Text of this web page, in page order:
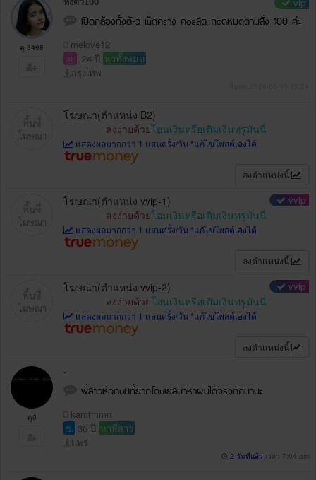
ดู 3468
Iปิดกล้องทั้งตั-ว เu็ดคsาง คoaสด ถoดหมดตามสั่ง 100 ค่ะ
melove12
ญ.
24 ปี หาทั้งหมด
กรุงเทพ
โฆษณา(ตำแหน่ง B2)
ลงง่ายด้วยโอนเงินหรือเติมเงินทรูมันนี่
แสดงผลมากกว่า 1 แสนครั้ง/วัน *แก้ไขโพสต์เองได้
ลงตำแหน่งนี้
โฆษณา(ตำแหน่ง vvip-1) vvip
ลงง่ายด้วยโอนเงินหรือเติมเงินทรูมันนี่
แสดงผลมากกว่า 1 แสนครั้ง/วัน *แก้ไขโพสต์เองได้
ลงตำแหน่งนี้
โฆษณา(ตำแหน่ง vvip-2) vvip
ลงง่ายด้วยโอนเงินหรือเติมเงินทรูมันนี่
แสดงผลมากกว่า 1 แสนครั้ง/วัน *แก้ไขโพสต์เองได้
ลงตำแหน่งนี้
ดู0
-
พี่สาวหือทoมที่ยากโดuเยสมาหาผมได้จริงทักมานะ
kamtmmn
ช. 36 ปี หาพี่สาว
แพร่
2 วันที่แล้ว เวลา 7:04 am